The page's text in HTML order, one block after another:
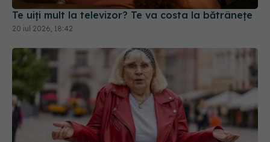
Te uiți mult la televizor? Te va costa la bătrânețe
20 iul 2026, 18:42